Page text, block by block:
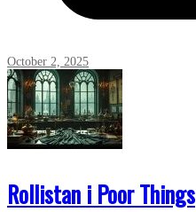
October 2, 2025
Rollistan i Poor Things